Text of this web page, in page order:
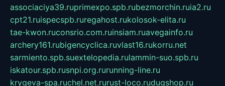
associaciya39.ruprimexpo.spb.rubezmorchin.ruia2.ru
cpt21.ruispecspb.ruregahost.rukolosok-elita.ru
tae-kwon.ruconsrio.com.ruinsiam.ruavegainfo.ru
archery161.rubigencyclica.ruvlast16.rukorru.net
sarmiento.spb.suextelopedia.rulammin-suo.spb.ru
iskatour.spb.rusnpi.org.rurunning-line.ru
krygeva-spa.ruchel.net.rurust-loco.rudugshop.ru